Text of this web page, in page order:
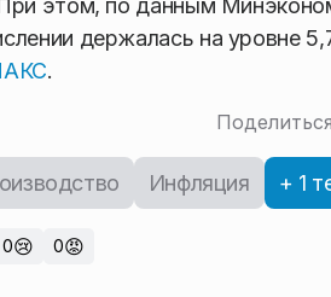
этом, по данным
держалась на уровне
.
Инфляция + 1
0😢 0😡